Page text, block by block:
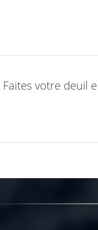
Faites votre deuil